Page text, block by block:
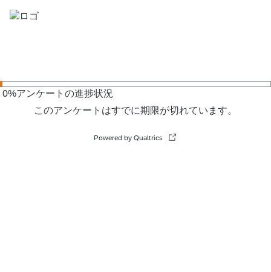
0%アンケートの進捗状況
このアンケートはすでに期限が切れています。
Powered by Qualtrics